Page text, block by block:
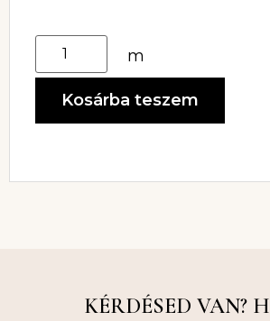
m
Kosárba teszem
KÉRDÉSED VAN?